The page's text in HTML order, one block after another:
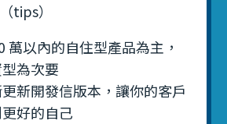
tips）
萬以內的自住型產品為主，
為次要
新開發信版本，讓你的客戶
好的自己